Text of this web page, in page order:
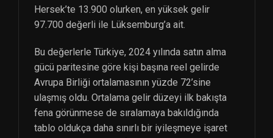
Hersek’te 13.900 olurken, en yüksek gelir
97.700 değerli ile Lüksemburg’a ait.
Bu değerlerle Türkiye, 2024 yılında satın alma
gücü paritesine göre kişi başına reel gelirde
Avrupa Birliği ortalamasının yüzde 72’sine
ulaşmış oldu. Ortalama gelir düzeyi ilk bakışta
fena görünmese de sıralamaya bakıldığında
tablo oldukça daha sınırlı bir iyileşmeye işaret